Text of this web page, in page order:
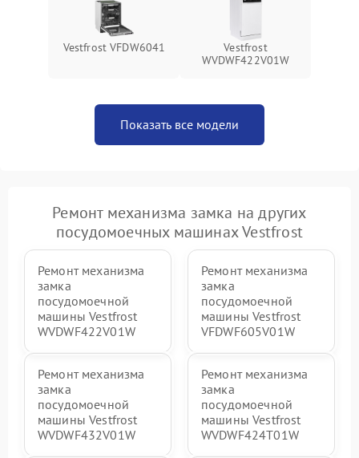
Vestfrost VFDW6041
Vestfrost
WVDWF422V01W
Показать все модели
Ремонт механизма замка на других
посудомоечных машинах Vestfrost
Ремонт механизма
замка
посудомоечной
машины Vestfrost
WVDWF422V01W
Ремонт механизма
замка
посудомоечной
машины Vestfrost
VFDWF605V01W
Ремонт механизма
замка
посудомоечной
машины Vestfrost
WVDWF432V01W
Ремонт механизма
замка
посудомоечной
машины Vestfrost
WVDWF424T01W